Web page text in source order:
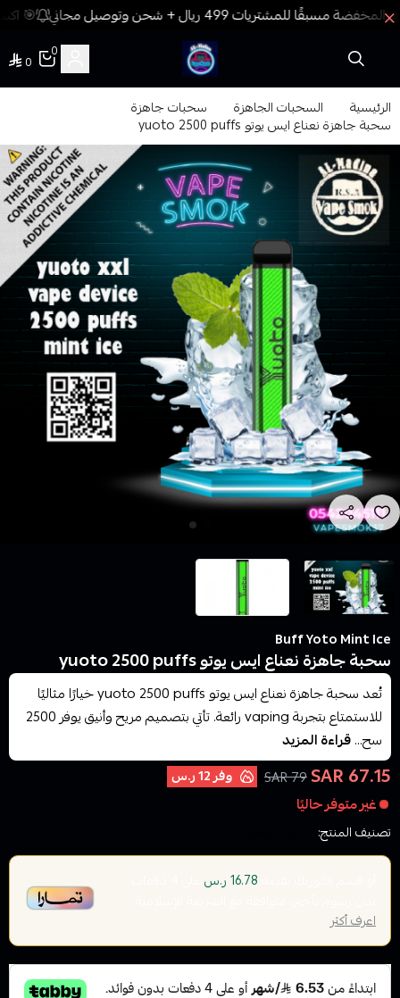
🎯
فيب المدينة
0
0
الرئيسية السحبات الجاهزة سحبات جاهزة
سحبة جاهزة نعناع ايس يوتو yuoto 2500 puffs
Buff Yoto Mint Ice
سحبة جاهزة نعناع ايس يوتو yuoto 2500 puffs
تُعد سحبة جاهزة نعناع ايس يوتو yuoto 2500 puffs خيارًا مثاليًا
للاستمتاع بتجربة vaping رائعة. تأتي بتصميم مريح وأنيق يوفر 2500
سح...قراءة المزيد
67.15 SAR
79 SAR وفر12 ر.س
غير متوفر حاليًا
تصنيف المنتج:
16.78 ر.س
اعرف أكثر